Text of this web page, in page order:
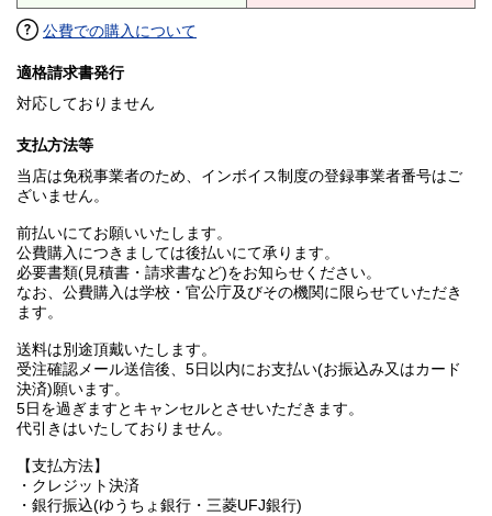
公費での購入について
適格請求書発行
対応しておりません
支払方法等
当店は免税事業者のため、インボイス制度の登録事業者番号はご
ざいません。
前払いにてお願いいたします。
公費購入につきましては後払いにて承ります。
必要書類(見積書・請求書など)をお知らせください。
なお、公費購入は学校・官公庁及びその機関に限らせていただき
ます。
送料は別途頂戴いたします。
受注確認メール送信後、5日以内にお支払い(お振込み又はカード
決済)願います。
5日を過ぎますとキャンセルとさせいただきます。
代引きはいたしておりません。
【支払方法】
・クレジット決済
・銀行振込(ゆうちょ銀行・三菱UFJ銀行)